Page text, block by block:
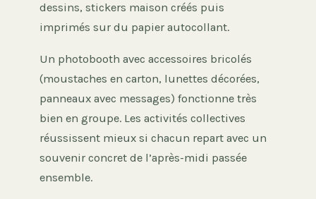
dessins, stickers maison créés puis
imprimés sur du papier autocollant.
Un photobooth avec accessoires bricolés
(moustaches en carton, lunettes décorées,
panneaux avec messages) fonctionne très
bien en groupe. Les activités collectives
réussissent mieux si chacun repart avec un
souvenir concret de l’après-midi passée
ensemble.